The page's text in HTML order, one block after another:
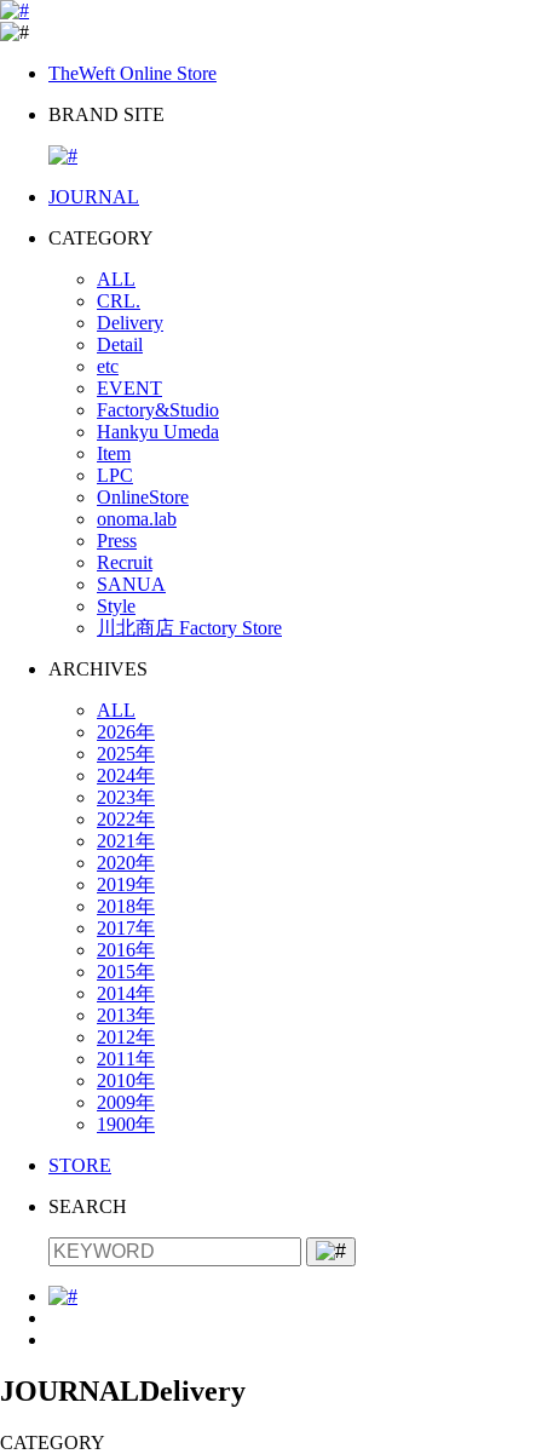
TheWeft Online Store
BRAND SITE
JOURNAL
CATEGORY
ALL
CRL.
Delivery
Detail
etc
EVENT
Factory&Studio
Hankyu Umeda
Item
LPC
OnlineStore
onoma.lab
Press
Recruit
SANUA
Style
川北商店 Factory Store
ARCHIVES
ALL
2026年
2025年
2024年
2023年
2022年
2021年
2020年
2019年
2018年
2017年
2016年
2015年
2014年
2013年
2012年
2011年
2010年
2009年
1900年
STORE
SEARCH
JOURNALDelivery
CATEGORY